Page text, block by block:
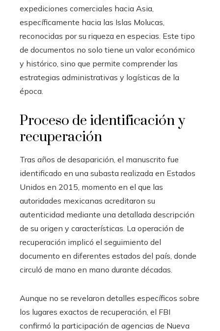
expediciones comerciales hacia Asia,
específicamente hacia las Islas Molucas,
reconocidas por su riqueza en especias. Este tipo
de documentos no solo tiene un valor económico
y histórico, sino que permite comprender las
estrategias administrativas y logísticas de la
época.
Proceso de identificación y
recuperación
Tras años de desaparición, el manuscrito fue
identificado en una subasta realizada en Estados
Unidos en 2015, momento en el que las
autoridades mexicanas acreditaron su
autenticidad mediante una detallada descripción
de su origen y características. La operación de
recuperación implicó el seguimiento del
documento en diferentes estados del país, donde
circuló de mano en mano durante décadas.
Aunque no se revelaron detalles específicos sobre
los lugares exactos de recuperación, el FBI
confirmó la participación de agencias de Nueva